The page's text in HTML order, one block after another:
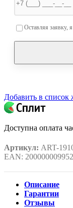
Оставьте это
Оставляя заявку,
Добавить в список
Доступна оплата
Артикул: ART-
EAN:
Описание
Гарантии
Отзывы